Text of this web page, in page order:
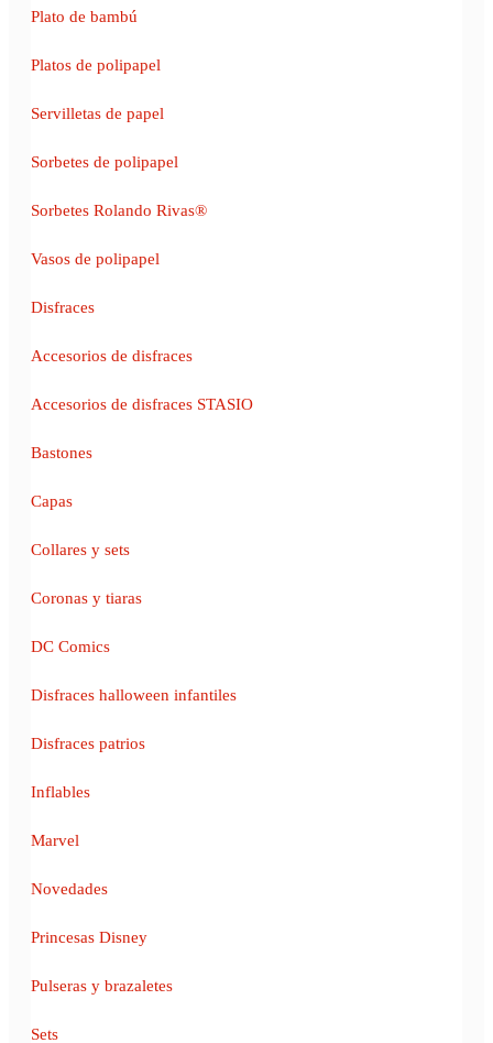
Plato de bambú
Platos de polipapel
Servilletas de papel
Sorbetes de polipapel
Sorbetes Rolando Rivas®
Vasos de polipapel
Disfraces
Accesorios de disfraces
Accesorios de disfraces STASIO
Bastones
Capas
Collares y sets
Coronas y tiaras
DC Comics
Disfraces halloween infantiles
Disfraces patrios
Inflables
Marvel
Novedades
Princesas Disney
Pulseras y brazaletes
Sets